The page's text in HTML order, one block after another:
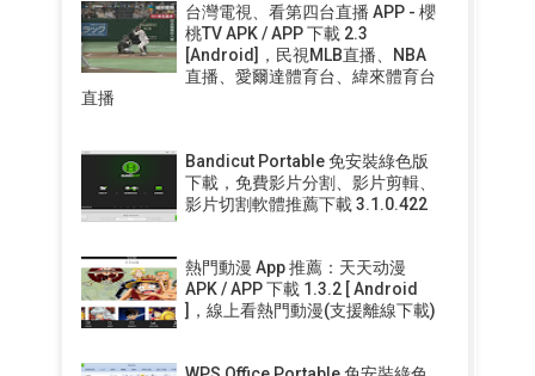
台灣電視、看第四台直播 APP - 櫻
桃TV APK / APP 下載 2.3
[Android]，民視MLB直播、NBA
直播、愛爾達體育台、緯來體育台
直播
Bandicut Portable 免安裝綠色版
下載，免費影片分割、影片剪輯、
影片切割軟體推薦下載 3.1.0.422
熱門動漫 App 推薦：天天动漫
APK / APP 下載 1.3.2 [ Android
]，線上看熱門動漫(支援離線下載)